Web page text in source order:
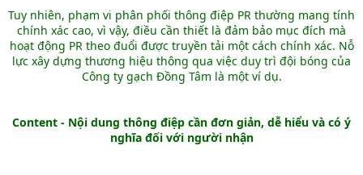
Tuy nhiên, phạm vi phân phối thông điệp PR thường mang tính
chính xác cao, vì vậy, điều cần thiết là đảm bảo mục đích mà
hoạt động PR theo đuổi được truyền tải một cách chính xác. Nỗ
lực xây dựng thương hiệu thông qua việc duy trì đội bóng của
Công ty gạch Đồng Tâm là một ví dụ.
Content - Nội dung thông điệp cần đơn giản, dễ hiểu và có ý
nghĩa đối với người nhận